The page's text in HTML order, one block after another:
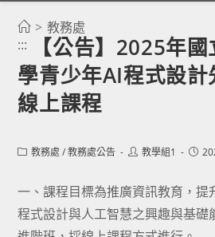
> 教務處
:::
【公告】2025年
學青少年AI程式設
線上課程
Post教務處 / 教務處公告
Post教學組1
Post
一、課程目標為推廣資訊教育，提
程式設計與人工智慧之興趣與基礎